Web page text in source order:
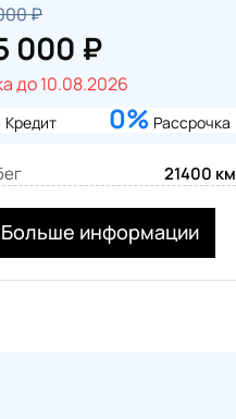
₽
000 ₽
до 10.08.2026
Кредит 0% Рассрочка
21400 км
Больше информации